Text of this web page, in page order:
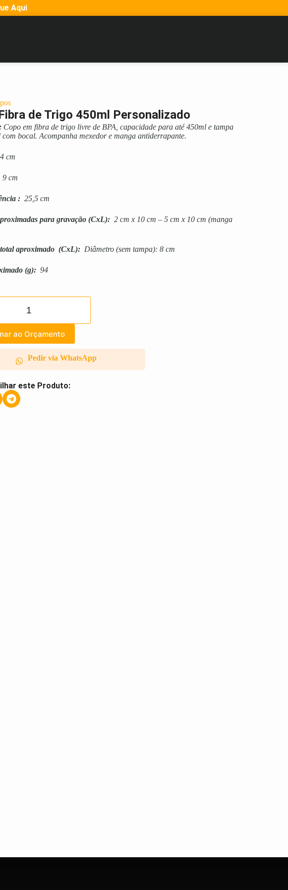
Aqui
de Trigo 450ml Personalizado
Copo em fibra de trigo livre de BPA, capacidade para até 450ml e tampa
com bocal. Acompanha mexedor e manga antiderrapante.
cm
9 cm
: 25,5 cm
para gravação (CxL): 2 cm x 10 cm – 5 cm x 10 cm (manga
aproximado (CxL): Diâmetro (sem tampa): 8 cm
(g): 94
ao Orçamento
Pedir via WhatsApp
este Produto: